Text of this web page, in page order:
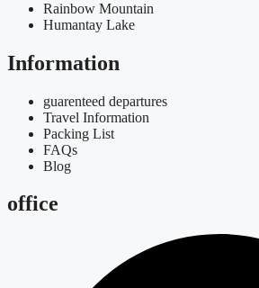
Rainbow Mountain
Humantay Lake
Information
guarenteed departures
Travel Information
Packing List
FAQs
Blog
office